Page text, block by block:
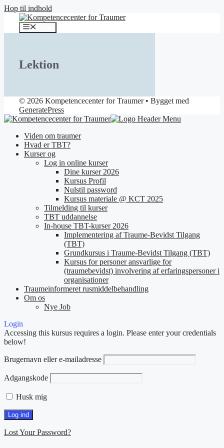
Hop til indhold
Lektion
© 2026 Kompetencecenter for Traumer• Bygget med
GeneratePress
Viden om traumer
Hvad er TBT?
Kurser og
Log in online kurser
Dine kurser 2026
Kursus Profil
Nulstil password
Kursus materiale @ KCT 2025
Tilmelding til kurser
TBT uddannelse
In-house TBT-kurser 2026
Implementering af Traume-Bevidst Tilgang
(TBT)
Grundkursus i Traume-Bevidst Tilgang (TBT)
Kursus for personer ansvarlige for
(traumebevidst) involvering af erfaringspersoner i
organisationer
Traumeinformeret rusmiddelbehandling
Om os
Nye Job
Login
Accessing this kursus requires a login. Please enter your credentials
below!
Brugernavn eller e-mailadresse
Adgangskode
Husk mig
Lost Your Password?